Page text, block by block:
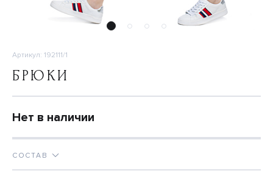
Артикул: 192111/1
БРЮКИ
Нет в наличии
СОСТАВ